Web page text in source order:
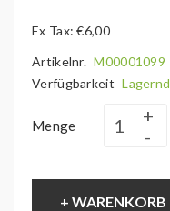
Ex Tax: €6,00
Artikelnr. M00001099
Verfügbarkeit Lagernd
Menge
+ WARENKORB